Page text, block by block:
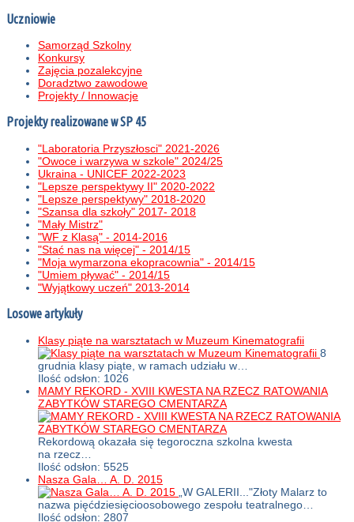
Uczniowie
Samorząd Szkolny
Konkursy
Zajęcia pozalekcyjne
Doradztwo zawodowe
Projekty / Innowacje
Projekty realizowane w SP 45
"Laboratoria Przyszłosci" 2021-2026
"Owoce i warzywa w szkole" 2024/25
Ukraina - UNICEF 2022-2023
"Lepsze perspektywy II" 2020-2022
"Lepsze perspektywy" 2018-2020
"Szansa dla szkoły" 2017- 2018
"Mały Mistrz"
"WF z Klasą" - 2014-2016
"Stać nas na więcej" - 2014/15
"Moja wymarzona ekopracownia" - 2014/15
"Umiem pływać" - 2014/15
"Wyjątkowy uczeń" 2013-2014
Losowe artykuły
Klasy piąte na warsztatach w Muzeum Kinematografii
8
grudnia klasy piąte, w ramach udziału w…
Ilość odsłon: 1026
MAMY REKORD - XVIII KWESTA NA RZECZ RATOWANIA
ZABYTKÓW STAREGO CMENTARZA
Rekordową okazała się tegoroczna szkolna kwesta
na rzecz…
Ilość odsłon: 5525
Nasza Gala… A. D. 2015
„W GALERII..."Złoty Malarz to
nazwa pięćdziesięcioosobowego zespołu teatralnego…
Ilość odsłon: 2807